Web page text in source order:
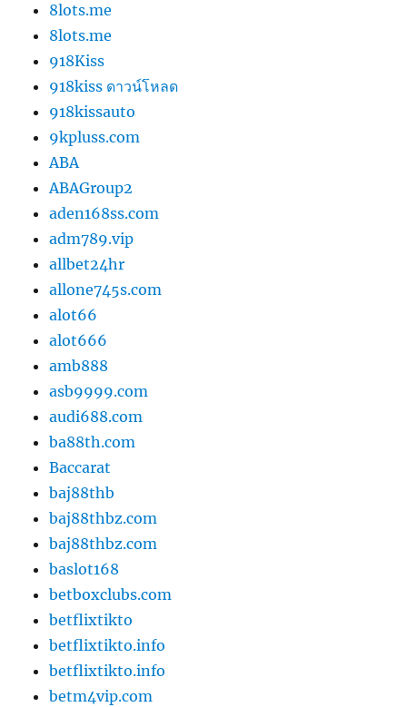
8lots.me
8lots.me
918Kiss
918kiss ดาวน์โหลด
918kissauto
9kpluss.com
ABA
ABAGroup2
aden168ss.com
adm789.vip
allbet24hr
allone745s.com
alot66
alot666
amb888
asb9999.com
audi688.com
ba88th.com
Baccarat
baj88thb
baj88thbz.com
baj88thbz.com
baslot168
betboxclubs.com
betflixtikto
betflixtikto.info
betflixtikto.info
betm4vip.com